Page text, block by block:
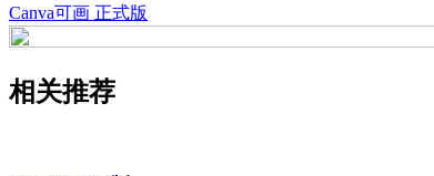
Canva可画 正式版
相关推荐